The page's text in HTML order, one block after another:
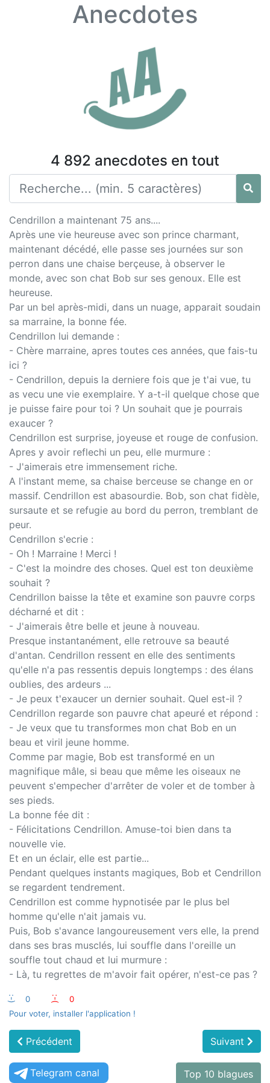
Anecdotes
4 892 anecdotes en tout
Cendrillon a maintenant 75 ans....
Après une vie heureuse avec son prince charmant,
maintenant décédé, elle passe ses journées sur son
perron dans une chaise berçeuse, à observer le
monde, avec son chat Bob sur ses genoux. Elle est
heureuse.
Par un bel après-midi, dans un nuage, apparait soudain
sa marraine, la bonne fée.
Cendrillon lui demande :
- Chère marraine, apres toutes ces années, que fais-tu
ici ?
- Cendrillon, depuis la derniere fois que je t'ai vue, tu
as vecu une vie exemplaire. Y a-t-il quelque chose que
je puisse faire pour toi ? Un souhait que je pourrais
exaucer ?
Cendrillon est surprise, joyeuse et rouge de confusion.
Apres y avoir reflechi un peu, elle murmure :
- J'aimerais etre immensement riche.
A l'instant meme, sa chaise berceuse se change en or
massif. Cendrillon est abasourdie. Bob, son chat fidèle,
sursaute et se refugie au bord du perron, tremblant de
peur.
Cendrillon s'ecrie :
- Oh ! Marraine ! Merci !
- C'est la moindre des choses. Quel est ton deuxième
souhait ?
Cendrillon baisse la tête et examine son pauvre corps
décharné et dit :
- J'aimerais être belle et jeune à nouveau.
Presque instantanément, elle retrouve sa beauté
d'antan. Cendrillon ressent en elle des sentiments
qu'elle n'a pas ressentis depuis longtemps : des élans
oublies, des ardeurs ...
- Je peux t'exaucer un dernier souhait. Quel est-il ?
Cendrillon regarde son pauvre chat apeuré et répond :
- Je veux que tu transformes mon chat Bob en un
beau et viril jeune homme.
Comme par magie, Bob est transformé en un
magnifique mâle, si beau que même les oiseaux ne
peuvent s'empecher d'arrêter de voler et de tomber à
ses pieds.
La bonne fée dit :
- Félicitations Cendrillon. Amuse-toi bien dans ta
nouvelle vie.
Et en un éclair, elle est partie...
Pendant quelques instants magiques, Bob et Cendrillon
se regardent tendrement.
Cendrillon est comme hypnotisée par le plus bel
homme qu'elle n'ait jamais vu.
Puis, Bob s'avance langoureusement vers elle, la prend
dans ses bras musclés, lui souffle dans l'oreille un
souffle tout chaud et lui murmure :
- Là, tu regrettes de m'avoir fait opérer, n'est-ce pas ?
:-) 0 :-(
0
Pour voter, installer l'application !
Précédent Suivant
Telegram canal Top 10 blagues